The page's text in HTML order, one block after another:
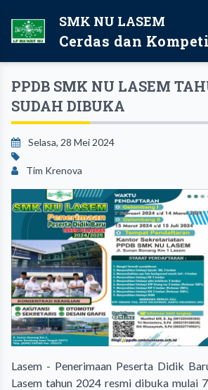
SMK NU LASEM
Cerdas dan
PPDB SMK NU LASEM
SUDAH DIBUKA
Selasa, 28 Mei 2024
Tim Krenova
Lasem - Penerimaan Peserta Didik
Lasem tahun 2024 resmi dibuka mulai